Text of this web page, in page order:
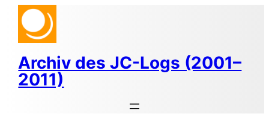
Zum
Inhalt
springen
Archiv des JC-Logs (2001–
2011)